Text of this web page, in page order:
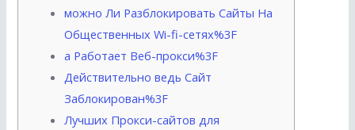
можно Ли Разблокировать Сайты На
Общественных Wi-fi-сетях%3F
а Работает Веб-прокси%3F
Действительно ведь Сайт
Заблокирован%3F
Лучших Прокси-сайтов для